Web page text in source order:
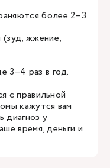
более 2–3
(зуд, жжение,
3–4 раз в год.
с правильной
кажутся вам
диагноз у
время, деньги и